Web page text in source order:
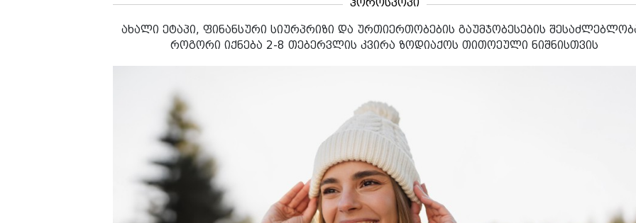
ახალი ეტაპი, ფინანსური სიურპრიზი და ურთიერთობების გაუმჯობესების
როგორი იქნება 2-8 თებერვლის კვირა ზოდიაქოს თითოეული ნიშნისთვის